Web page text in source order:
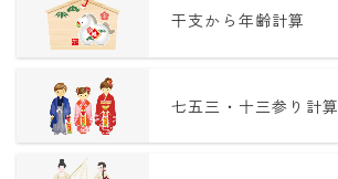
干支から年齢計算
七五三・十三参り計算